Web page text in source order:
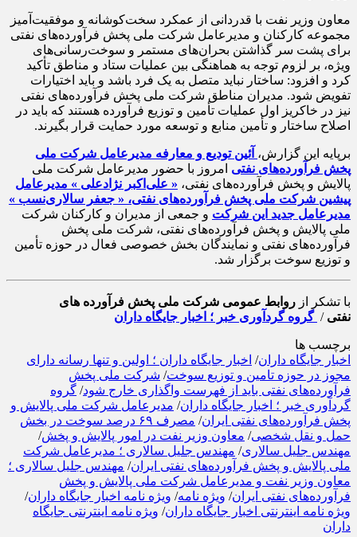
معاون وزیر نفت با قدردانی از عمکرد سخت‌کوشانه و موفقیت‌آمیز
مجموعه کارکنان و مدیرعامل شرکت ملی پخش فرآورده‌های نفتی
برای پشت سر گذاشتن بحران‌های مستمر و سوخت‌رسانی‌های
ویژه، بر لزوم توجه به هماهنگی بین عملیات ستاد و مناطق تأکید
کرد و افزود: ساختار نباید متصل به یک فرد باشد و باید اختیارات
تفویض شود. مدیران مناطق شرکت ملی پخش فرآورده‌های نفتی
نیز در خاکریز اول عملیات تأمین و توزیع فرآورده هستند که باید در
اصلاح ساختار و تأمین منابع و توسعه مورد حمایت قرار بگیرند.
برپایه این گزارش، آئین تودیع و معارفه مدیرعامل شرکت ملی
پخش فرآورده‌های نفتی امروز با حضور مدیرعامل شرکت ملی
پالایش و پخش فرآورده‌های نفتی، « علی‌اکبر نژادعلی » مدیرعامل
پیشین شرکت ملی پخش فرآورده‌های نفتی، « جعفر سالاری‌نسب »
مدیرعامل جدید این شرکت و جمعی از مدیران و کارکنان شرکت
ملی پالایش و پخش فرآورده‌های نفتی، شرکت ملی پخش
فرآورده‌های نفتی و نمایندگان بخش خصوصی فعال در حوزه تأمین
و توزیع سوخت برگزار شد.
با تشکر از روابط عمومی شرکت ملی پخش فرآورده های
نفتی / گروه گردآوری خبر ؛ اخبار جایگاه داران
برچسب ها
اخبار جایگاه داران/ اخبار جایگاه داران ؛ اولین و تنها رسانه دارای
مجوز در حوزه تامین و توزیع سوخت/ شرکت ملی پخش
فرآورده‌های نفتی باید از فهرست واگذاری خارج شود/ گروه
گردآوری خبر ؛ اخبار جایگاه داران/ مدیرعامل شرکت ملی پالایش و
پخش فرآورده‌های نفتی ایران/
مصرف ۶۹ درصد سوخت در بخش
حمل‌ و نقل شخصی/ معاون وزیر نفت در امور پالایش و پخش/
مهندس جلیل سالاری/ مهندس جلیل سالاری ؛ مدیرعامل شرکت
ملی پالایش و پخش فرآورده‌های نفتی ایران/ مهندس جلیل سالاری ؛
معاون وزیر نفت و مدیرعامل شرکت ملی پالایش و پخش
فرآورده‌های نفتی ایران/ ویژه نامه/ ویژه نامه اخبار جایگاه داران/
ویژه نامه اینترنتی اخبار جایگاه داران/ ویژه نامه اینترنتی جایگاه
داران